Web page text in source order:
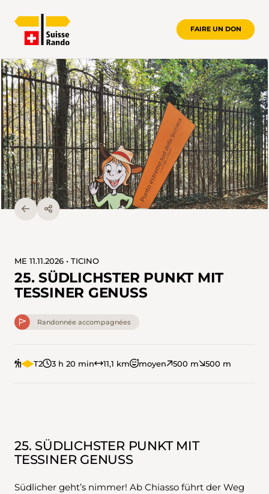
FAIRE UN DON
ME 11.11.2026 • TICINO
25. SÜDLICHSTER PUNKT MIT
TESSINER GENUSS
Randonnée accompagnées
T2 3 h 20 min 11,1 km moyen 500 m 500 m
25. SÜDLICHSTER PUNKT MIT
TESSINER GENUSS
Südlicher geht’s nimmer! Ab Chiasso führt der Weg